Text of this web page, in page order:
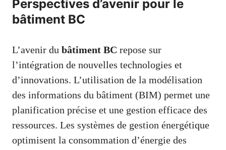
Perspectives d’avenir pour le
bâtiment BC
L’avenir du bâtiment BC repose sur
l’intégration de nouvelles technologies et
d’innovations. L’utilisation de la modélisation
des informations du bâtiment (BIM) permet une
planification précise et une gestion efficace des
ressources. Les systèmes de gestion énergétique
optimisent la consommation d’énergie des